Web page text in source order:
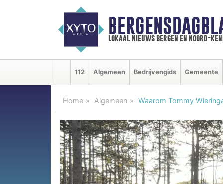
lokaal nieuws bergen en noord-
112 Algemeen Bedrijvengids Gemeente
Home Algemeen Waarom Tommy